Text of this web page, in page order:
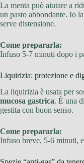
La menta può aiutare a
un pasto abbondante. Io
serve distensione.
Come prepararla:
Infuso 5-7 minuti dopo i
Liquirizia: protezione e
La liquirizia è usata per
mucosa gastrica. È una
gestita con buon senso.
Come prepararla:
Infuso breve, 5-6 minuti,